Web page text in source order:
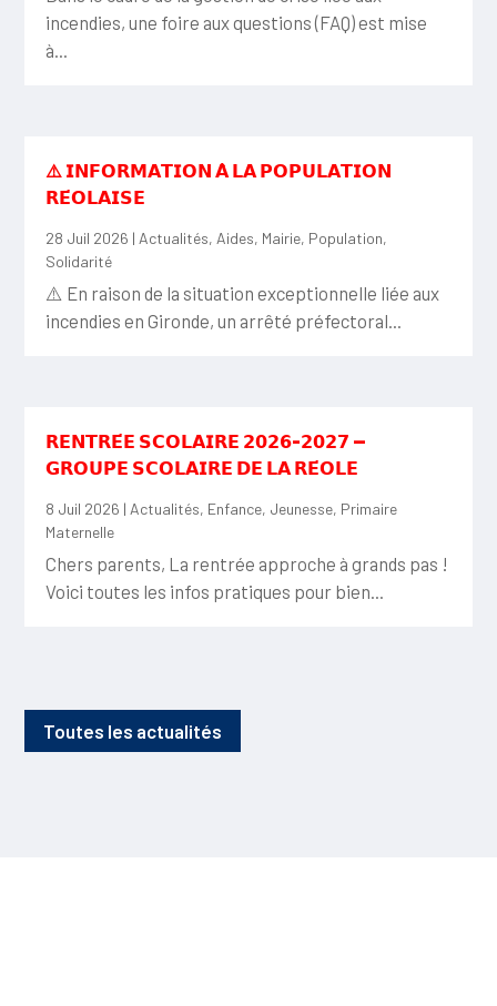
incendies, une foire aux questions (FAQ) est mise
à...
⚠️ 𝗜𝗡𝗙𝗢𝗥𝗠𝗔𝗧𝗜𝗢𝗡 𝗔̀ 𝗟𝗔 𝗣𝗢𝗣𝗨𝗟𝗔𝗧𝗜𝗢𝗡
𝗥𝗘́𝗢𝗟𝗔𝗜𝗦𝗘
28 Juil 2026 | Actualités, Aides, Mairie, Population,
Solidarité
⚠️ En raison de la situation exceptionnelle liée aux
incendies en Gironde, un arrêté préfectoral...
𝗥𝗘𝗡𝗧𝗥𝗘́𝗘 𝗦𝗖𝗢𝗟𝗔𝗜𝗥𝗘 𝟮𝟬𝟮𝟲-𝟮𝟬𝟮𝟳 —
𝗚𝗥𝗢𝗨𝗣𝗘 𝗦𝗖𝗢𝗟𝗔𝗜𝗥𝗘 𝗗𝗘 𝗟𝗔 𝗥𝗘́𝗢𝗟𝗘
8 Juil 2026 | Actualités, Enfance, Jeunesse, Primaire
Maternelle
Chers parents, La rentrée approche à grands pas !
Voici toutes les infos pratiques pour bien...
Toutes les actualités